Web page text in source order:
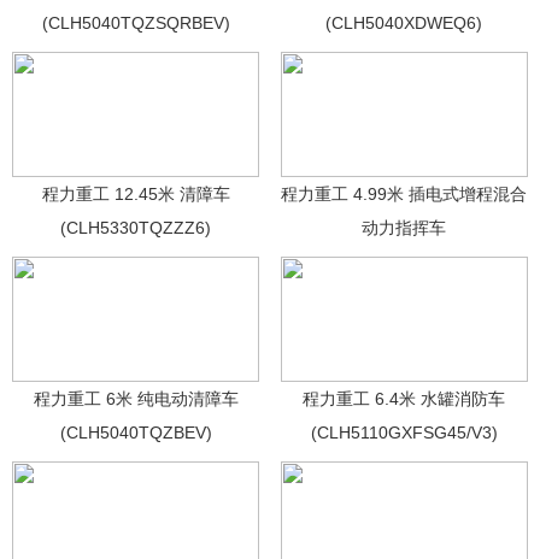
(CLH5040TQZSQRBEV)
(CLH5040XDWEQ6)
程力重工 12.45米 清障车
(CLH5330TQZZZ6)
程力重工 4.99米 插电式增程混合
动力指挥车
(CLH5041XZHREEV)
程力重工 6米 纯电动清障车
(CLH5040TQZBEV)
程力重工 6.4米 水罐消防车
(CLH5110GXFSG45/V3)